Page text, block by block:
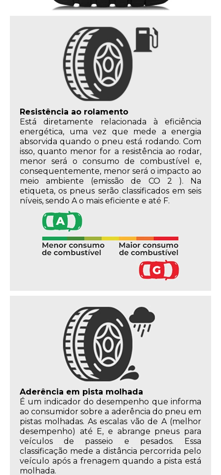
Resistência ao rolamento
Está diretamente relacionada à eficiência
energética, uma vez que mede a energia
absorvida quando o pneu está rodando. Com
isso, quanto menor for a resistência ao rodar,
menor será o consumo de combustível e,
consequentemente, menor será o impacto ao
meio ambiente (emissão de CO 2 ). Na
etiqueta, os pneus serão classificados em seis
níveis, sendo A o mais eficiente e até F.
Aderência em pista molhada
É um indicador do desempenho que informa
ao consumidor sobre a aderência do pneu em
pistas molhadas. As escalas vão de A (melhor
desempenho) até E, e abrange pneus para
veículos de passeio e pesados. Essa
classificação mede a distância percorrida pelo
veículo após a frenagem quando a pista está
molhada.